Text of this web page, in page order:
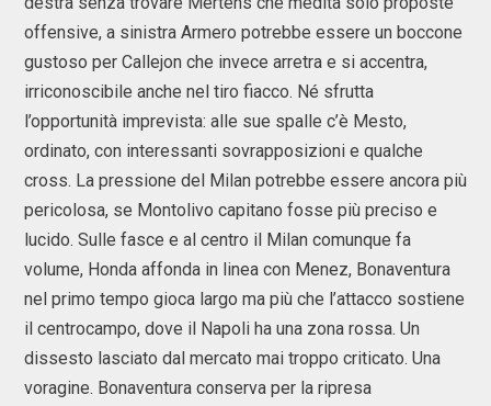
offensive, a sinistra Armero potrebbe essere un boccone
gustoso per Callejon che invece arretra e si accentra,
irriconoscibile anche nel tiro fiacco. Né sfrutta
l’opportunità imprevista: alle sue spalle c’è Mesto,
ordinato, con interessanti sovrapposizioni e qualche
cross. La pressione del Milan potrebbe essere ancora più
pericolosa, se Montolivo capitano fosse più preciso e
lucido. Sulle fasce e al centro il Milan comunque fa
volume, Honda affonda in linea con Menez, Bonaventura
nel primo tempo gioca largo ma più che l’attacco sostiene
il centrocampo, dove il Napoli ha una zona rossa. Un
dissesto lasciato dal mercato mai troppo criticato. Una
voragine. Bonaventura conserva per la ripresa